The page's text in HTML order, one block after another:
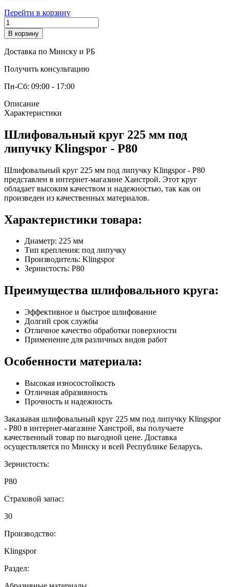
Перейти в корзину
В корзину
Доставка по Минску и РБ
Получить консультацию
Пн-Сб: 09:00 - 17:00
Описание
Характеристики
Шлифовальный круг 225 мм под
липучку Klingspor - Р80
Шлифовальный круг 225 мм под липучку Klingspor - Р80
представлен в интернет-магазине Ханстрой. Этот круг
обладает высоким качеством и надежностью, так как он
произведен из качественных материалов.
Характеристики товара:
Диаметр: 225 мм
Тип крепления: под липучку
Производитель: Klingspor
Зернистость: Р80
Преимущества шлифовального круга:
Эффективное и быстрое шлифование
Долгий срок службы
Отличное качество обработки поверхности
Применение для различных видов работ
Особенности материала:
Высокая износостойкость
Отличная абразивность
Прочность и надежность
Заказывая шлифовальный круг 225 мм под липучку Klingspor
- Р80 в интернет-магазине Ханстрой, вы получаете
качественный товар по выгодной цене. Доставка
осуществляется по Минску и всей Республике Беларусь.
Зернистость:
Р80
Страховой запас:
30
Производство:
Klingspor
Раздел: